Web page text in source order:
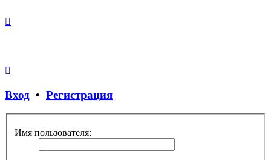
Вход • Регистрация
Имя пользователя: